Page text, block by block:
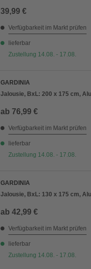
39,99 €
Verfügbarkeit im Markt prüfen
lieferbar
Zustellung 14.08. - 17.08.
GARDINIA
Jalousie, BxL: 200 x 175 cm,
ab 76,99 €
Verfügbarkeit im Markt prüfen
lieferbar
Zustellung 14.08. - 17.08.
GARDINIA
Jalousie, BxL: 130 x 175 cm,
ab 42,99 €
Verfügbarkeit im Markt prüfen
lieferbar
Zustellung 14.08. - 17.08.